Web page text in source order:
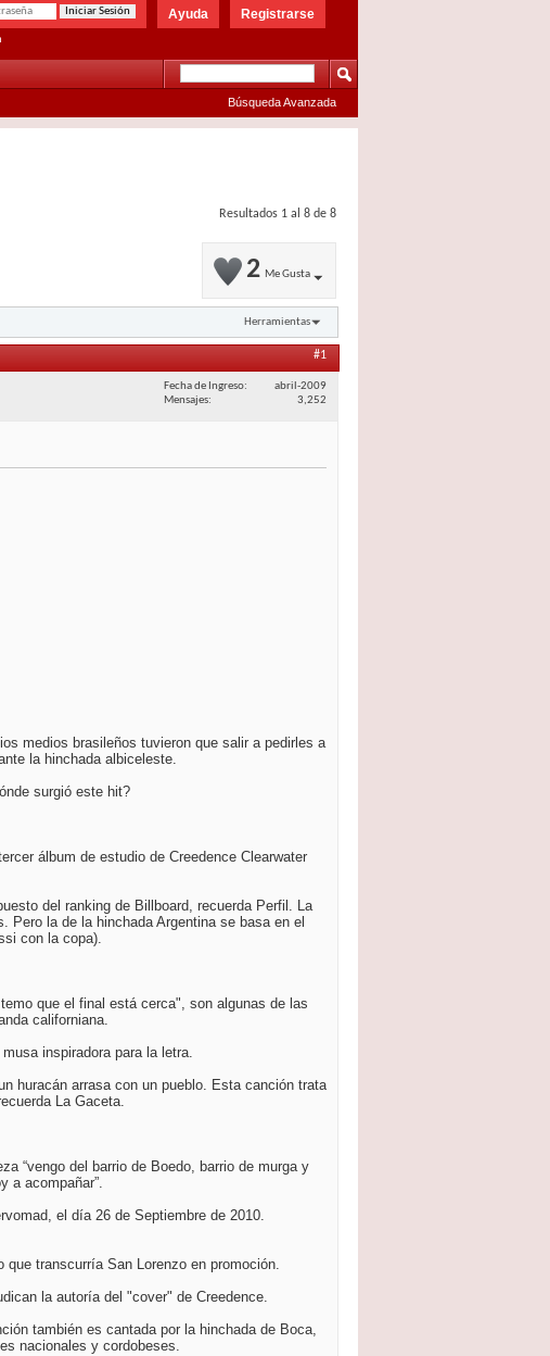
Registrarse
Ayuda
Búsqueda Avanzada
Resultados 1 al 8 de 8
2 Me Gusta
Herramientas
#1
Fecha de Ingreso
abril-2009
Mensajes
3,252
medios brasileños tuvieron que salir a pedirles a
la hinchada albiceleste.
surgió este hit?
álbum de estudio de Creedence Clearwater
del ranking de Billboard, recuerda Perfil. La
Pero la de la hinchada Argentina se basa en el
con la copa).
que el final está cerca", son algunas de las
californiana.
inspiradora para la letra.
huracán arrasa con un pueblo. Esta canción trata
La Gaceta.
“vengo del barrio de Boedo, barrio de murga y
a acompañar”.
el día 26 de Septiembre de 2010.
transcurría San Lorenzo en promoción.
la autoría del "cover" de Creedence.
también es cantada por la hinchada de Boca,
nacionales y cordobeses.